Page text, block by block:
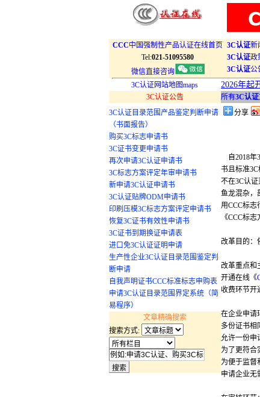
CCC中国强制性产品认证在线首页
Tel:021-51095580
微信直接咨询
3C认证新
3C认证政
3C认证公
3C认证网站地图maps
3C认证公告
3C认证目录范围产品鉴定判断申请
（书面报告）
购买3C标志申请书
3C证书变更申请书
再次申请3C认证申请书
3C标志方案评定年审申请书
新申请3C认证申请书
3C认证贴牌ODM申请书
印刷压模3C标志方案评定申请书
恢复3C证书有效性申请书
3C证书到期换证申请表
进口免3C认证证明申请
生产性企业3C认证目录范围鉴定判
断申请
自我声明证书CCC标准标志申购表
申请3C认证目录范围界定系统（简
易程序）
文章精确搜索
搜索方式:
2026年起
所有3C认证
分享
自2018年
书且标准
不在3C认
鱼龙混杂，
用CCC标
《CCC标
改革目的：
改革重点和
开通在线《
收费环节开
在企业申请
多份证书相
允许一份申
为了更符合
为便于监督
申请企业无